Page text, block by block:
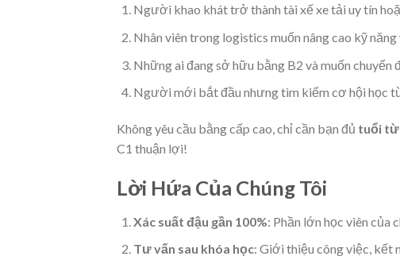
Người khao khát trở thành tài xế xe tải uy tín
Nhân viên trong logistics muốn nâng cao kỹ
Những ai đang sở hữu bằng B2 và muốn chuyển
Người mới bắt đầu nhưng tìm kiếm cơ hội học
Không yêu cầu bằng cấp cao, chỉ cần bạn đủ tuổi từ
C1 thuận lợi!
Lời Hứa Của Chúng Tôi
Xác suất đậu gần 100%: Phần lớn học viên của
Tư vấn sau khóa học: Giới thiệu công việc, kết